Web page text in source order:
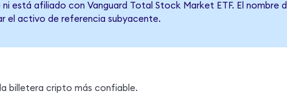
está afiliado con Vanguard Total Stock Market ETF. El nombre
el activo de referencia subyacente.
billetera cripto más confiable.